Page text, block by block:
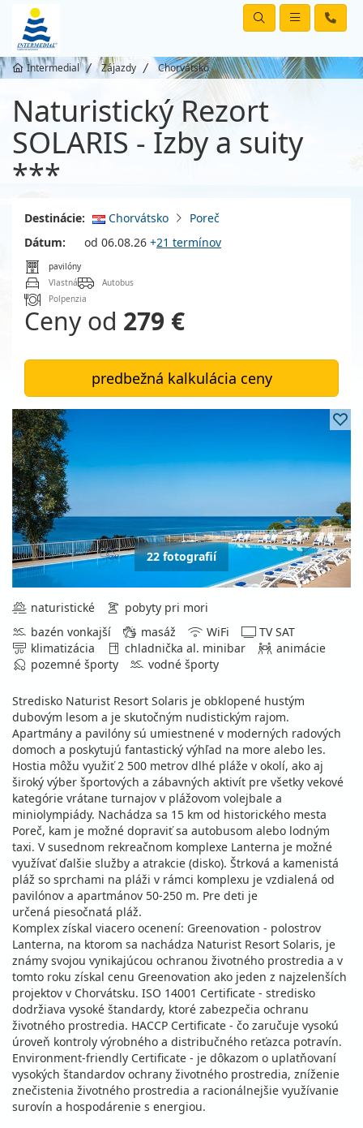
Intermedial Zájazdy Chorvátsko
Naturistický Rezort
SOLARIS - Izby a suity
***
Destinácie: Chorvátsko
Poreč
Dátum:
od 06.08.26 +21 termínov
pavilóny
Vlastná
Autobus
Polpenzia
Ceny od 279 €
predbežná kalkulácia ceny
22 fotografií
naturistické
pobyty pri mori
bazén vonkajší
masáž WiFi
TV SAT
klimatizácia
chladnička al. minibar
animácie
pozemné športy
vodné športy
Stredisko Naturist Resort Solaris je obklopené hustým
dubovým lesom a je skutočným nudistickým rajom.
Apartmány a pavilóny sú umiestnené v moderných radových
domoch a poskytujú fantastický výhľad na more alebo les.
Hostia môžu využiť 2 500 metrov dlhé pláže v okolí, ako aj
široký výber športových a zábavných aktivít pre všetky vekové
kategórie vrátane turnajov v plážovom volejbale a
miniolympiády. Nachádza sa 15 km od historického mesta
Poreč, kam je možné dopraviť sa autobusom alebo lodným
taxi. V susednom rekreačnom komplexe Lanterna je možné
využívať ďalšie služby a atrakcie (disko). Štrková a kamenistá
pláž so sprchami na pláži v rámci komplexu je vzdialená od
pavilónov a apartmánov 50-250 m. Pre deti je
určená piesočnatá pláž.
Komplex získal viacero ocenení: Greenovation - polostrov
Lanterna, na ktorom sa nachádza Naturist Resort Solaris, je
známy svojou vynikajúcou ochranou životného prostredia a v
tomto roku získal cenu Greenovation ako jeden z najzelenších
projektov v Chorvátsku. ISO 14001 Certificate - stredisko
dodržiava vysoké štandardy, ktoré zabezpečia ochranu
životného prostredia. HACCP Certificate - čo zaručuje vysokú
úroveň kontroly výrobného a distribučného reťazca potravín.
Environment-friendly Certificate - je dôkazom o uplatňovaní
vysokých štandardov ochrany životného prostredia, zníženie
znečistenia životného prostredia a racionálnejšie využívanie
surovín a hospodárenie s energiou.